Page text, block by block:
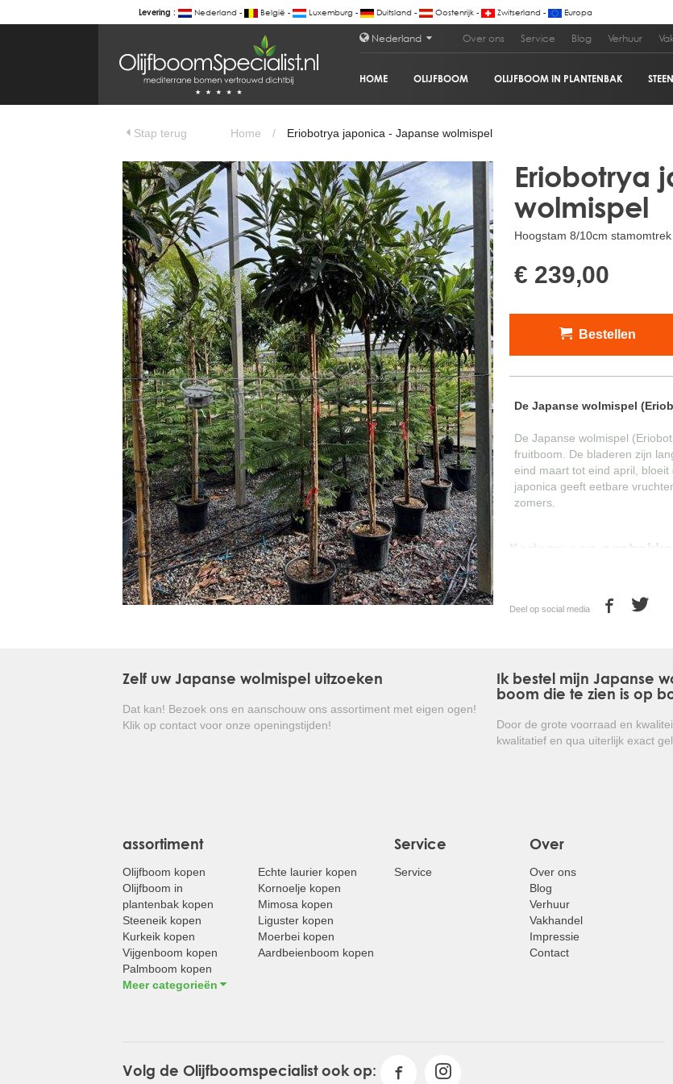
Levering : Nederland - België - Luxemburg - Duitsland - Oostenrijk - Zwitserland - Europa
BOTANICALGROUP
WERKGEBIEDEN & WEBSITES
OLIJFBOOMSPECIALIST.NL
OLIJFBOOMSPECIALIST.BE
DRZEWAOLIWNE.PL
OLIVETREESPECIALIST.COM
Bomen
BOMEN.NL
GROENBLIJVENDEBOMEN.NL
GROENBLIJVENDEBOMEN.BE
PALMBOMENSPECIALIST.NL
IMMERGRUENEBAEUME.DE
Botanicalgroup
BOTANICALGROUP.EU
BOTANICALGROUP.DE
BOTANICALGROUP.BE
Treesafe
VORSTBESCHERMINGVOORBOMEN.NL
WINTERSCHUTZFUERBAEUME.DE
FROSTPROTECTIONFORTREES.CO.UK
Terracotta
TERRACOTTA.NL
TERRACOTTA.BE
TERRAKOTTA.DE
Nederland Over ons Service Blog Verhuur
HOME OLIJFBOOM OLIJFBOOM IN PLANTENBAK
Eriobotrya japonica - Japanse wolmispel
Stap terug Home / Eriobotrya japonica - Japanse wolmispel
Eriobotrya
wolmispel
Hoogstam 8/10cm
€ 239,00
Bestellen
De Japanse wolmispel
De Japanse wolmispel
fruitboom. De bladeren zijn
eind maart tot eind april,
japonica geeft eetbare
zomers.
Kortom: een
Deel op social media
Zelf uw Japanse wolmispel uitzoeken
Dat kan! Bezoek ons en aanschouw ons assortiment met eigen ogen!
Klik op contact voor onze openingstijden!
Ik bestel mijn Japanse
boom die te zien is op
Door de grote voorraad en
kwalitatief en qua uiterlijk exact
assortiment
Olijfboom kopen
Olijfboom in
plantenbak kopen
Steeneik kopen
Kurkeik kopen
Vijgenboom kopen
Palmboom kopen
Meer categorieën
Echte laurier kopen
Kornoelje kopen
Mimosa kopen
Liguster kopen
Moerbei kopen
Aardbeienboom kopen
Service
Service
Over
Over ons
Blog
Verhuur
Vakhandel
Impressie
Contact
Volg de Olijfboomspecialist ook op: